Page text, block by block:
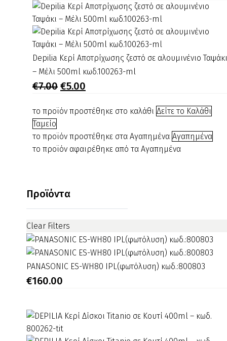
Depilia
Κερί
Αποτρίχωσης
σε
αλουμινένιο
Ταψάκι
–
ml
Depilia Κερί Αποτρίχωσης ζεστό σε αλουμινένιο Ταψάκι
– Μέλι 500ml κωδ.100263-ml
€7.00 Original
was:
€7.00.
€5.00
τιμή
είναι:
το προϊόν προστέθηκε στο καλάθι Δείτε το Καλάθι
Ταμείο
το προϊόν προστέθηκε στα Αγαπημένα Αγαπημένα
το προϊόν αφαιρέθηκε από τα Αγαπημένα
Προϊόντα
Clear Filters
PANASONIC
ES-
κωδ.:800803
PANASONIC ES-WH80 IPL(φωτόλυση) κωδ.:800803
€160.00